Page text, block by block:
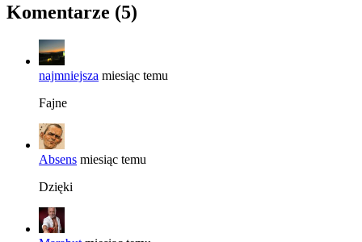
Komentarze (5)
najmniejsza miesiąc temu
Fajne
Absens miesiąc temu
Dzięki